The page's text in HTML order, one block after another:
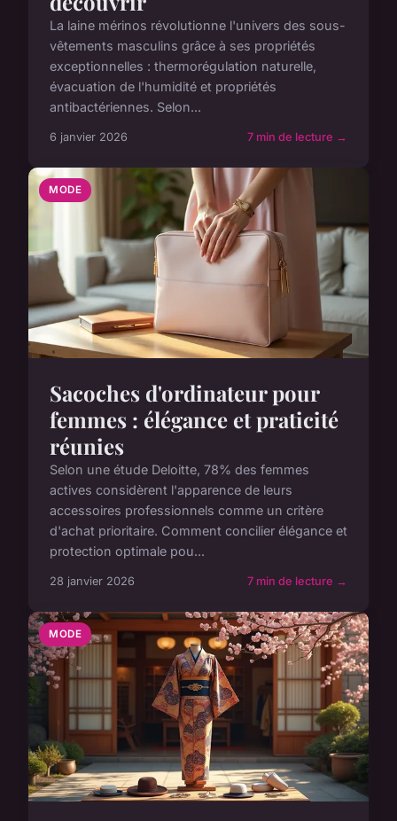
La laine mérinos révolutionne l'univers des sous-
vêtements masculins grâce à ses propriétés
exceptionnelles : thermorégulation naturelle,
évacuation de l'humidité et propriétés
antibactériennes. Selon...
6 janvier 2026 7 min de lecture →
MODE
Sacoches d'ordinateur pour
femmes : élégance et praticité
réunies
Selon une étude Deloitte, 78% des femmes
actives considèrent l'apparence de leurs
accessoires professionnels comme un critère
d'achat prioritaire. Comment concilier élégance et
protection optimale pou...
28 janvier 2026 7 min de lecture →
MODE